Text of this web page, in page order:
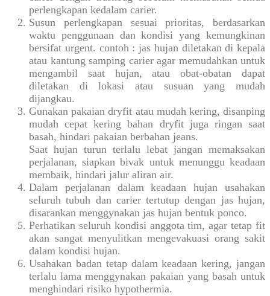
perlengkapan kedalam carier.
Susun perlengkapan sesuai prioritas, berdasarkan
waktu penggunaan dan kondisi yang kemungkinan
bersifat urgent. contoh : jas hujan diletakan di kepala
atau kantung samping carier agar memudahkan untuk
mengambil saat hujan, atau obat-obatan dapat
diletakan di lokasi atau susuan yang mudah
dijangkau.
Gunakan pakaian dryfit atau mudah kering, disanping
mudah cepat kering bahan dryfit juga ringan saat
basah, hindari pakaian berbahan jeans.
Saat hujan turun terlalu lebat jangan memaksakan
perjalanan, siapkan bivak untuk menunggu keadaan
membaik, hindari jalur aliran air.
Dalam perjalanan dalam keadaan hujan usahakan
seluruh tubuh dan carier tertutup dengan jas hujan,
disarankan menggynakan jas hujan bentuk ponco.
Perhatikan seluruh kondisi anggota tim, agar tetap fit
akan sangat menyulitkan mengevakuasi orang sakit
dalam kondisi hujan.
Usahakan badan tetap dalam keadaan kering, jangan
terlalu lama menggynakan pakaian yang basah untuk
menghindari risiko hypothermia.